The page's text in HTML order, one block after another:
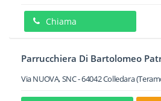
Chiama
Parrucchiera Di Bartolomeo
Via NUOVA, SNC-64042Colledara